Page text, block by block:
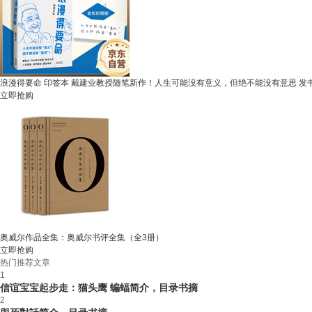
浪漫得要命 印签本 戴建业教授随笔新作！人生可能没有意义，但绝不能没有意思 发
立即抢购
奥威尔作品全集：奥威尔书评全集（全3册）
立即抢购
热门推荐文章
1
信谊宝宝起步走：猫头鹰 蝙蝠简介，目录书摘
2